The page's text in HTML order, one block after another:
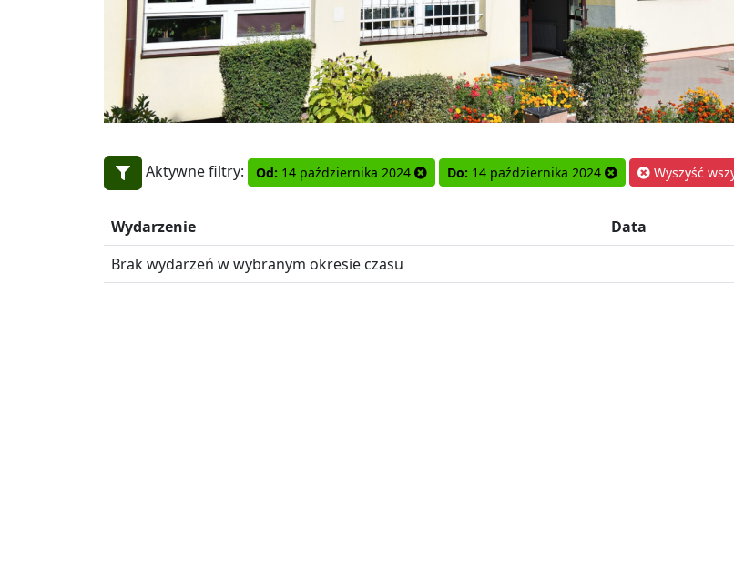
Aktywne filtry: Od: 14 października 2024 Do: 14 października 2024 Wyszyść
Wydarzenie
Data
Brak wydarzeń w wybranym okresie czasu